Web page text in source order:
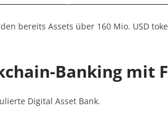
bereits Assets über 160 Mio. USD
Banking mit
Digital Asset Bank.